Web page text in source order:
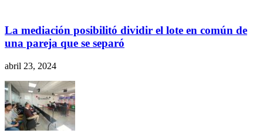
La mediación posibilitó dividir el lote en común de
una pareja que se separó
abril 23, 2024